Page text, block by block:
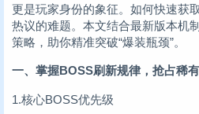
更是玩家身份的象征。如何快速获
热议的难题。本文结合最新版本机
策略，助你精准突破“爆装瓶颈”。
一、掌握BOSS刷新规律，抢占稀
1.核心BOSS优先级